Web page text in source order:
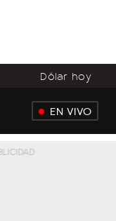
Dólar hoy
EN VIVO